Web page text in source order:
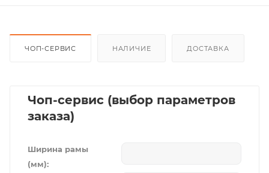
ЧОП-СЕРВИС НАЛИЧИЕ ДОСТАВКА
Чоп-сервис (выбор параметров
заказа)
Ширина рамы
(мм):